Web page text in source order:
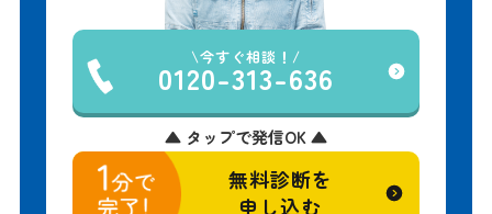
今すぐ相談！
0120-313-636
▲ タップで発信OK ▲
無料診断を
申し込む